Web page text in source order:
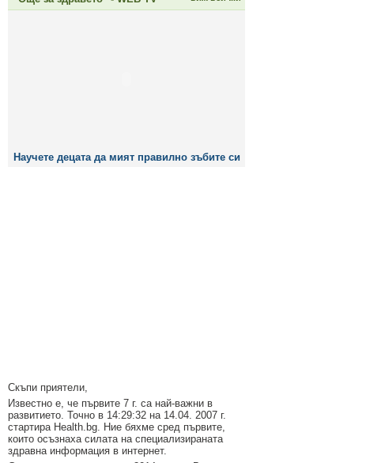
Научете децата да мият правилно зъбите си
Скъпи приятели,
Известно е, че първите 7 г. са най-важни в
развитието. Точно в 14:29:32 на 14.04. 2007 г.
стартирa Health.bg. Ние бяхме сред първите,
които осъзнаха силата на специализираната
здравна информация в интернет.